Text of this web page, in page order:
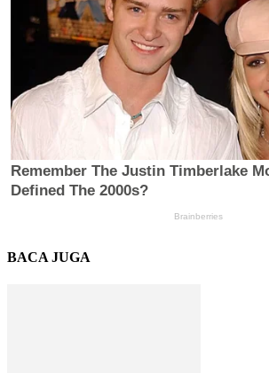
BACA JUGA